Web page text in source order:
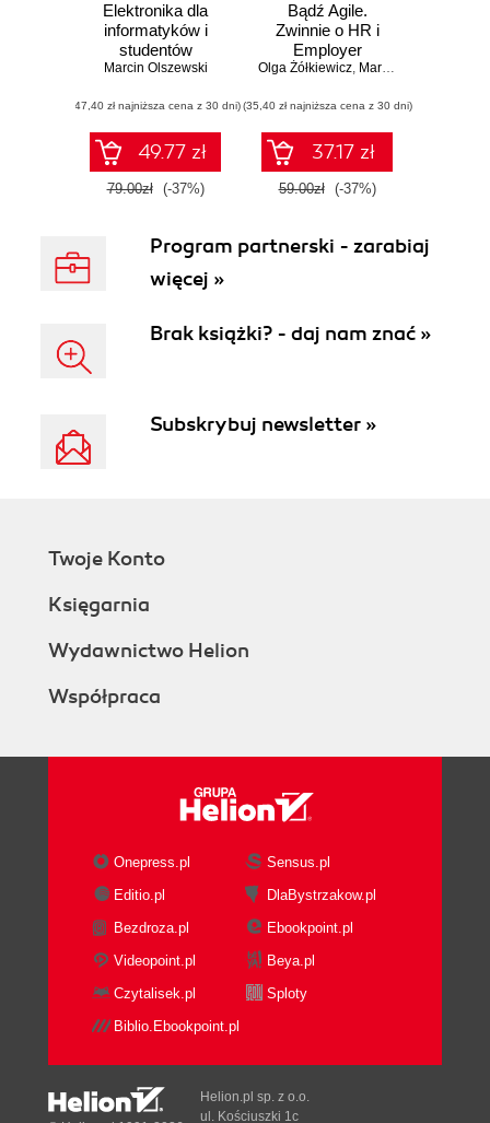
Elektronika dla
informatyków i
studentów
kierunków
Marcin Olszewski
(47,40 zł najniższa cena z 30 dni)
49.77 zł
79.00zł (-37%)
Bądź Agile.
Zwinnie o HR i
Employer
Brandingu
Olga Żółkiewicz, Marcin Olszewski_
(35,40 zł najniższa cena z 30 dni)
37.17 zł
59.00zł (-37%)
Program partnerski - zarabiaj
więcej »
Brak książki? - daj nam znać »
Subskrybuj newsletter »
Twoje Konto
Księgarnia
Wydawnictwo Helion
Współpraca
Onepress.pl
Sensus.pl
Editio.pl
DlaBystrzakow.pl
Bezdroza.pl
Ebookpoint.pl
Videopoint.pl
Beya.pl
Czytalisek.pl
Sploty
Biblio.Ebookpoint.pl
Helion.pl sp. z o.o.
ul. Kościuszki 1c